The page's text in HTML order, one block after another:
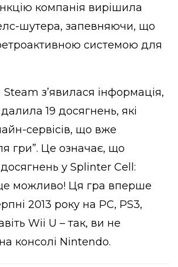
компанія вирішила
шутера, запевняючи, що
системою для
з’явилася інформація,
19 досягнень, які
сервісів, що вже
гри”. Це означає, що
у Splinter Cell:
можливо! Ця гра вперше
2013 року на PC, PS3,
Wii U – так, ви не
консолі Nintendo.